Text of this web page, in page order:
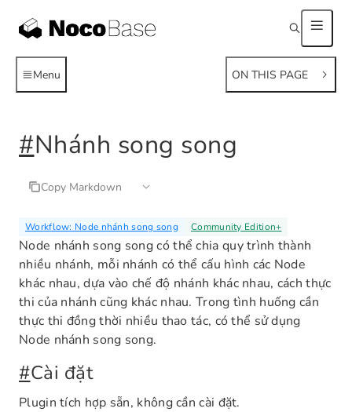
Menu ON THIS PAGE
#Nhánh song song
Copy Markdown
Workflow: Node nhánh song song Community Edition+
Node nhánh song song có thể chia quy trình thành
nhiều nhánh, mỗi nhánh có thể cấu hình các Node
khác nhau, dựa vào chế độ nhánh khác nhau, cách thực
thi của nhánh cũng khác nhau. Trong tình huống cần
thực thi đồng thời nhiều thao tác, có thể sử dụng
Node nhánh song song.
#Cài đặt
Plugin tích hợp sẵn, không cần cài đặt.